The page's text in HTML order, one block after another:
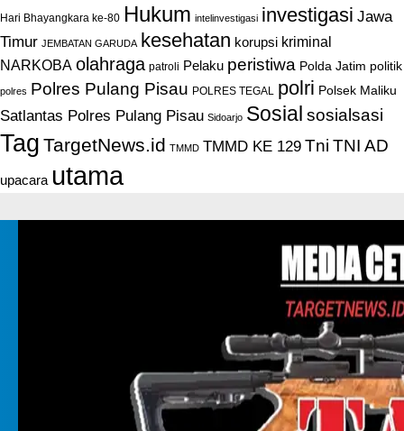
Hari Bhayangkara ke-80 Hukum intelinvestigasi investigasi Jawa
Timur JEMBATAN GARUDA kesehatan korupsi kriminal
NARKOBA olahraga patroli Pelaku peristiwa Polda Jatim politik
polres Polres Pulang Pisau POLRES TEGAL polri Polsek Maliku
Satlantas Polres Pulang Pisau Sidoarjo Sosial sosialsasi
Tag TargetNews.id TMMD TMMD KE 129 Tni TNI AD
upacara utama